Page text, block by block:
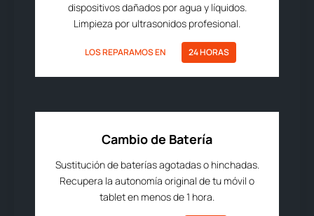
dispositivos dañados por agua y líquidos.
Limpieza por ultrasonidos profesional.
LOS REPARAMOS EN 24 HORAS
Cambio de Batería
Sustitución de baterías agotadas o hinchadas.
Recupera la autonomía original de tu móvil o
tablet en menos de 1 hora.